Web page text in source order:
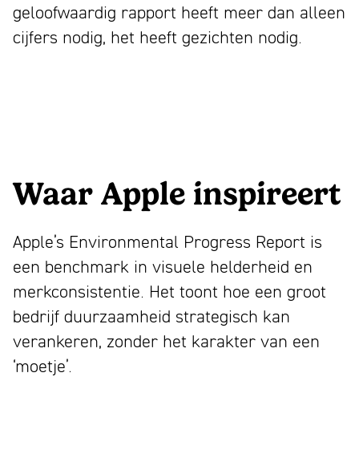
geloofwaardig rapport heeft meer dan alleen
cijfers nodig, het heeft gezichten nodig.
Waar Apple inspireert
Apple’s Environmental Progress Report is
een benchmark in visuele helderheid en
merkconsistentie. Het toont hoe een groot
bedrijf duurzaamheid strategisch kan
verankeren, zonder het karakter van een
‘moetje’.